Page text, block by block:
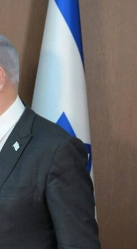
Videopodcast
VIDEOPODCAST – AfD und
Israel: Verändert ein Gespräch
das israelische Bild der Partei?